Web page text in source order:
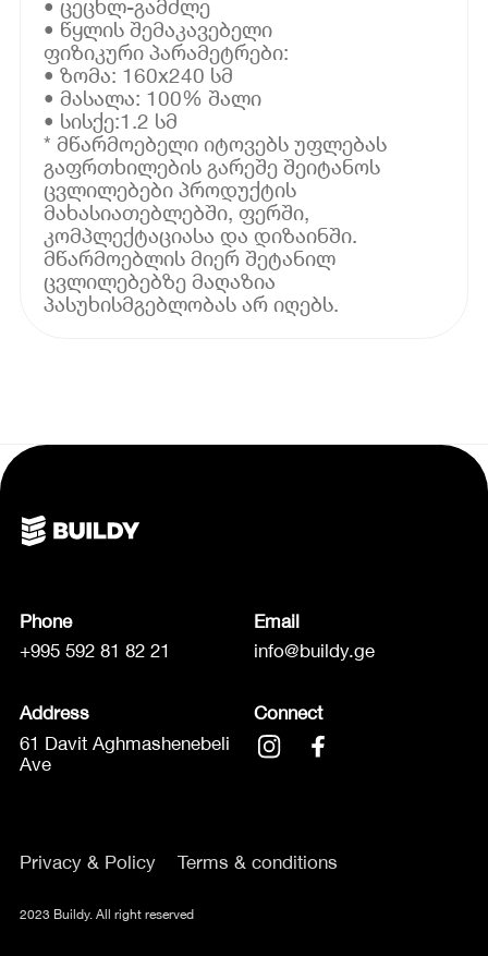
• ცეცხლ-გამძლე
• წყლის შემაკავებელი
ფიზიკური პარამეტრები:
• ზომა: 160x240 სმ
• მასალა: 100% შალი
• სისქე:1.2 სმ
* მწარმოებელი იტოვებს უფლებას
გაფრთხილების გარეშე შეიტანოს
ცვლილებები პროდუქტის
მახასიათებლებში, ფერში,
კომპლექტაციასა და დიზაინში.
მწარმოებლის მიერ შეტანილ
ცვლილებებზე მაღაზია
პასუხისმგებლობას არ იღებს.
Phone
+995 592 81 82 21
Email
info@buildy.ge
Address
61 Davit Aghmashenebeli
Ave
Connect
Privacy & Policy Terms & conditions
2023 Buildy. All right reserved